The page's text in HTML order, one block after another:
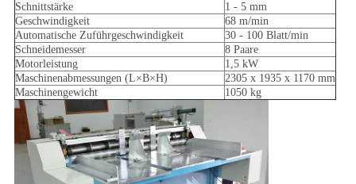
Schnittstärke
1 - 5 mm
Geschwindigkeit
68 m/min
Automatische Zuführgeschwindigkeit
30 - 100 Blatt/min
Schneidemesser
8 Paare
Motorleistung
1,5 kW
Maschinenabmessungen (L×B×H)
2305 x 1935 x 1170 mm
Maschinengewicht
1050 kg